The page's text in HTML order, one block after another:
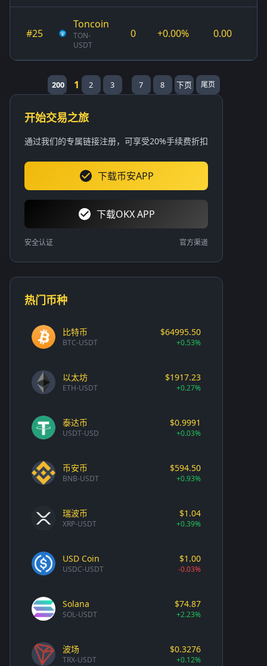
#25
Toncoin
TON-
USDT
0 +0.00% 0.00
200 1 2 3 7 8 下页 尾页
开始交易之旅
通过我们的专属链接注册，可享受20%手续费折扣
下载币安APP
下载OKX APP
安全认证 官方渠道
热门币种
比特币
BTC-USDT
$64995.50
+0.53%
以太坊
ETH-USDT
$1917.23
+0.27%
泰达币
USDT-USD
$0.9991
+0.03%
币安币
BNB-USDT
$594.50
+0.93%
瑞波币
XRP-USDT
$1.04
+0.39%
USD Coin
USDC-USDT
$1.00
-0.03%
Solana
SOL-USDT
$74.87
+2.23%
波场
TRX-USDT
$0.3276
+0.12%